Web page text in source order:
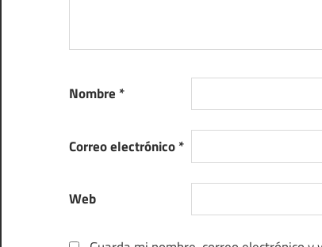
Nombre *
Correo electrónico*
Web